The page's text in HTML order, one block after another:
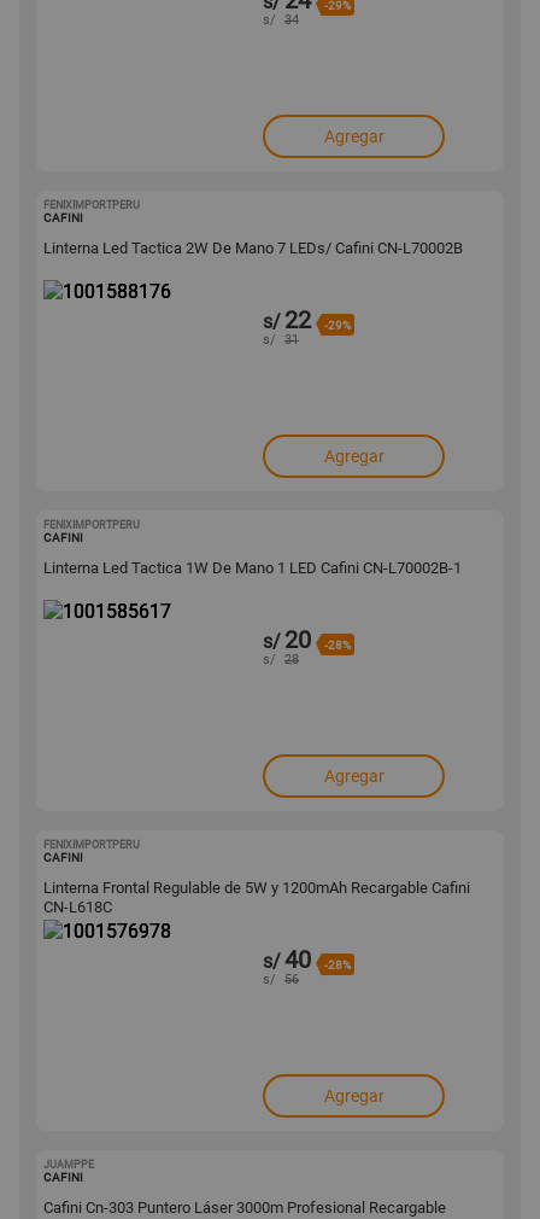
-29%
s/ 34
Agregar
FENIXIMPORTPERU
CAFINI
Linterna Led Tactica 2W De Mano 7 LEDs/ Cafini CN-L70002B
s/ 22 -29%
s/ 31
Agregar
FENIXIMPORTPERU
CAFINI
Linterna Led Tactica 1W De Mano 1 LED Cafini CN-L70002B-1
s/ 20 -28%
s/ 28
Agregar
FENIXIMPORTPERU
CAFINI
Linterna Frontal Regulable de 5W y 1200mAh Recargable Cafini
CN-L618C
s/40 -28%
s/ 56
Agregar
JUAMPPE
CAFINI
Cafini Cn-303 Puntero Láser 3000m Profesional Recargable